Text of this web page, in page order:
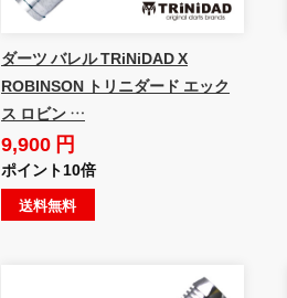
ダーツ バレル TRiNiDAD X
ROBINSON トリニダード エック
ス ロビン …
9,900 円
ポイント10倍
送料無料